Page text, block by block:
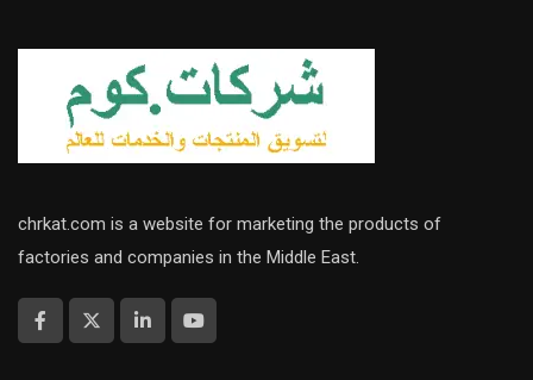
chrkat.com is a website for marketing the products of
factories and companies in the Middle East.